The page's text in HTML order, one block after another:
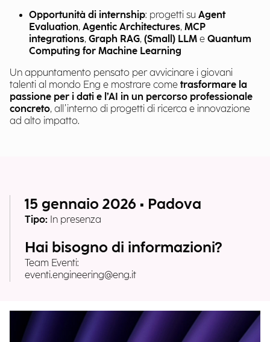
Opportunità di internship: progetti su Agent
Evaluation, Agentic Architectures, MCP
integrations, Graph RAG, (Small) LLM e Quantum
Computing for Machine Learning
Un appuntamento pensato per avvicinare i giovani
talenti al mondo Eng e mostrare come trasformare la
passione per i dati e l’AI in un percorso professionale
concreto, all’interno di progetti di ricerca e innovazione
ad alto impatto.
15 gennaio 2026 • Padova
Tipo: In presenza
Hai bisogno di informazioni?
Team Eventi:
eventi.engineering@eng.it